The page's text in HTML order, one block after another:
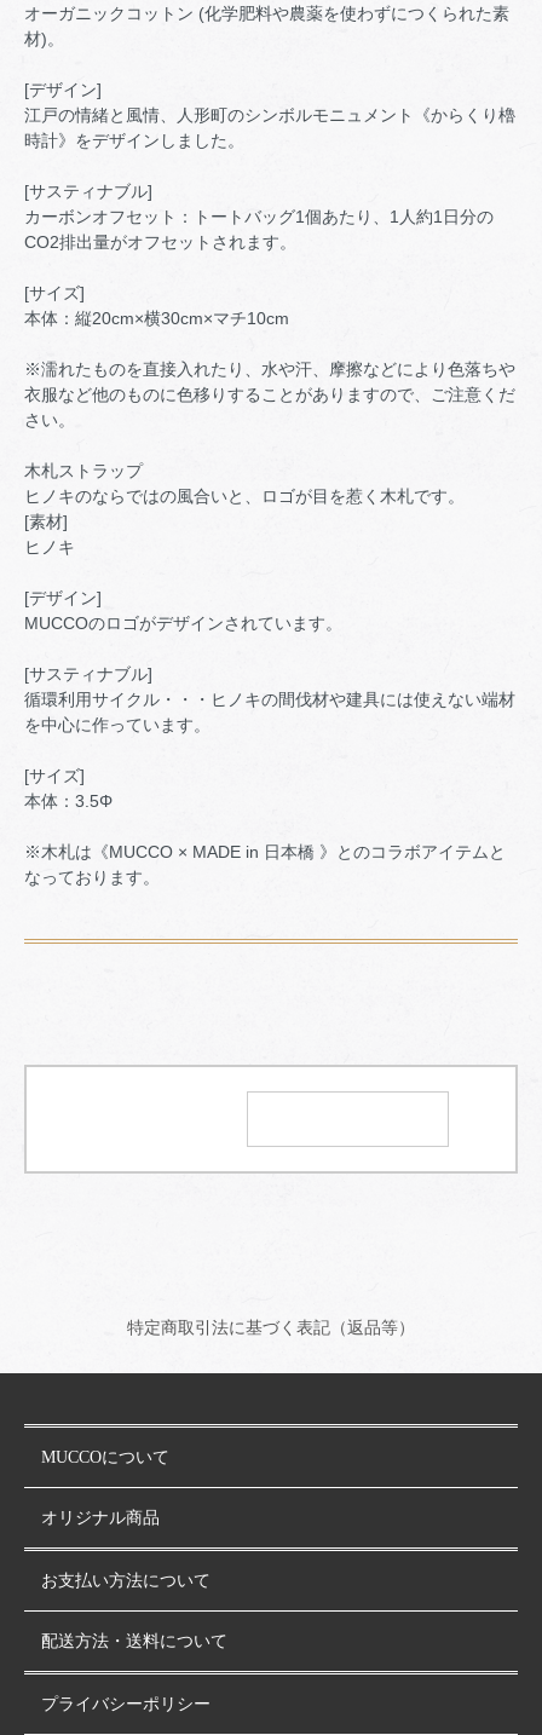
オーガニックコットン (化学肥料や農薬を使わずにつくられた素
材)。
[デザイン]
江戸の情緒と風情、人形町のシンボルモニュメント《からくり櫓
時計》をデザインしました。
[サスティナブル]
カーボンオフセット：トートバッグ1個あたり、1人約1日分の
CO2排出量がオフセットされます。
[サイズ]
本体：縦20cm×横30cm×マチ10cm
※濡れたものを直接入れたり、水や汗、摩擦などにより色落ちや
衣服など他のものに色移りすることがありますので、ご注意くだ
さい。
木札ストラップ
ヒノキのならではの風合いと、ロゴが目を惹く木札です。
[素材]
ヒノキ
[デザイン]
MUCCOのロゴがデザインされています。
[サスティナブル]
循環利用サイクル・・・ヒノキの間伐材や建具には使えない端材
を中心に作っています。
[サイズ]
本体：3.5Φ
※木札は《MUCCO × MADE in 日本橋 》とのコラボアイテムと
なっております。
特定商取引法に基づく表記（返品等）
MUCCOについて
オリジナル商品
お支払い方法について
配送方法・送料について
プライバシーポリシー